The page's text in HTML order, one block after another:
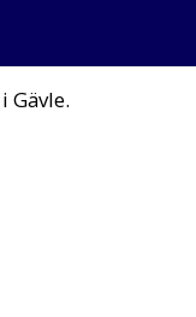
Gävle.